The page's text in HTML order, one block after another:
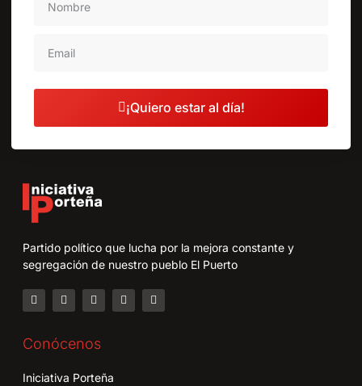
¡Quiero estar al día!
Partido político que lucha por la mejora constante y
segregación de nuestro pueblo El Puerto
Conócenos
Iniciativa Porteña